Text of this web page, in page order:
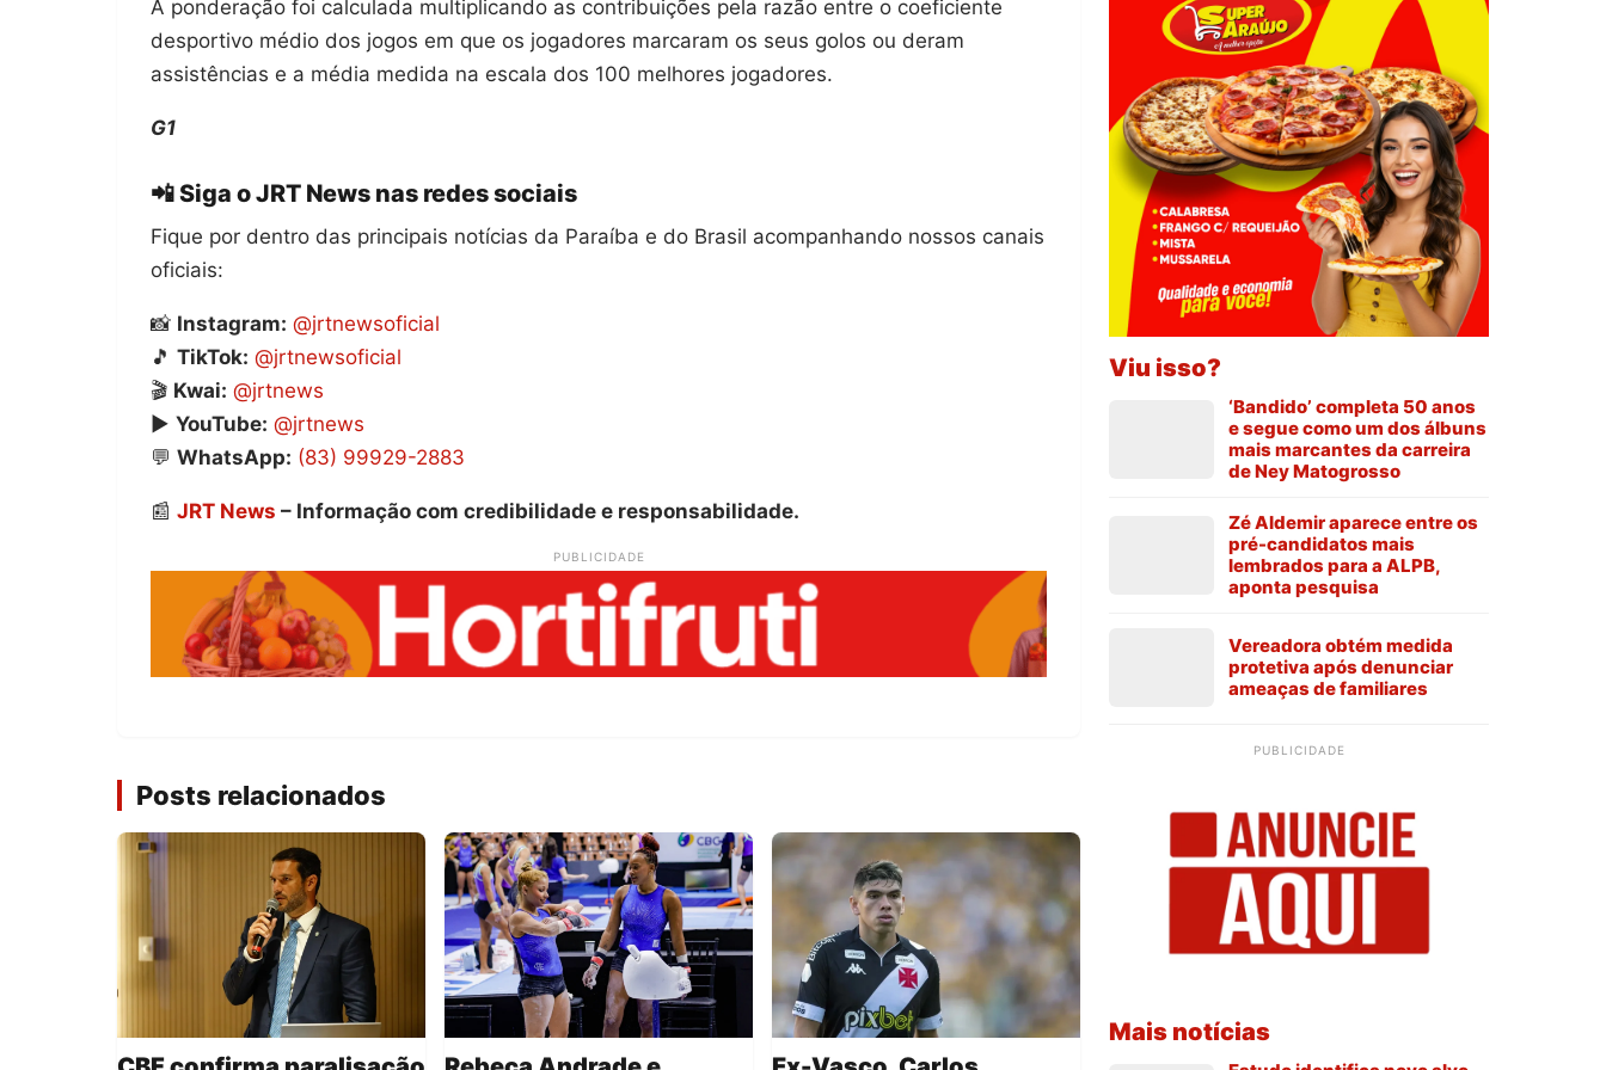
A ponderação foi calculada multiplicando as contribuições pela razão entre o coeficiente
desportivo médio dos jogos em que os jogadores marcaram os seus golos ou deram
assistências e a média medida na escala dos 100 melhores jogadores.
G1
📲 Siga o JRT News nas redes sociais
Fique por dentro das principais notícias da Paraíba e do Brasil acompanhando nossos canais
oficiais:
📸 Instagram: @jrtnewsoficial
🎵 TikTok: @jrtnewsoficial
🎬 Kwai: @jrtnews
▶️ YouTube: @jrtnews
💬 WhatsApp: (83) 99929-2883
📰 JRT News – Informação com credibilidade e responsabilidade.
PUBLICIDADE
Posts relacionados
Viu isso?
‘Bandido’ completa 50 anos
e segue como um dos álbuns
mais marcantes da carreira
de Ney Matogrosso
Zé Aldemir aparece entre os
pré-candidatos mais
lembrados para a ALPB,
aponta pesquisa
Vereadora obtém medida
protetiva após denunciar
ameaças de familiares
PUBLICIDADE
Mais notícias